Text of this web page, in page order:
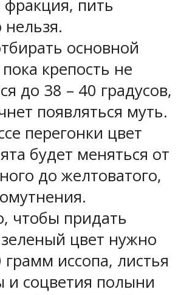
фракция, пить
основной
крепость не
до 38 – 40 градусов,
появляться муть.
перегонки цвет
будет меняться от
до желтоватого,
чтобы придать
цвет нужно
грамм иссопа, листья
и соцветия полыни